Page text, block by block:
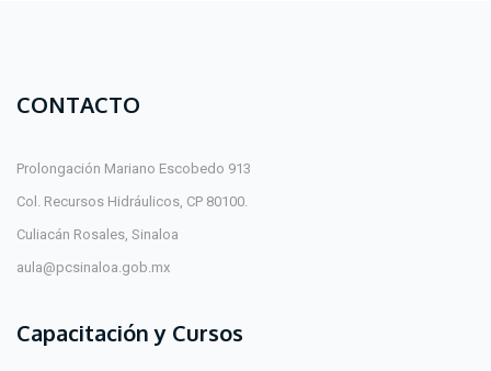
CONTACTO
Prolongación Mariano Escobedo 913
Col. Recursos Hidráulicos, CP 80100.
Culiacán Rosales, Sinaloa
aula@pcsinaloa.gob.mx
Capacitación y Cursos